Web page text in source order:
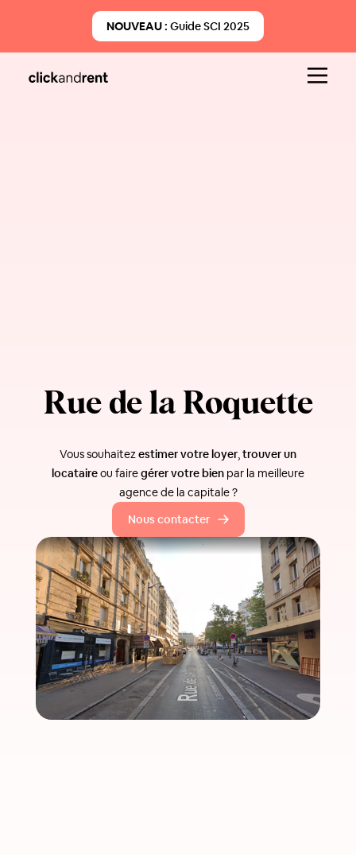
NOUVEAU : Guide SCI 2025
Rue de la Roquette
Vous souhaitez estimer votre loyer trouver un
locataireou fairegérer votre bien par la meilleure
agence de la capitale ?
Nous contacter